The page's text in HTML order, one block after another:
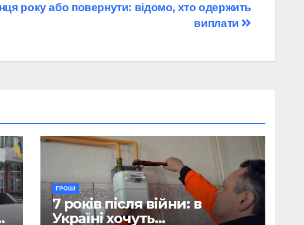
року або повернути: відомо, хто одержить
виплати
ГРОШІ
7 років після війни: в
Україні хочуть